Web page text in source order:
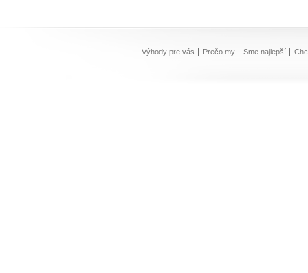
Výhody pre vás Prečo my Sme najlepší